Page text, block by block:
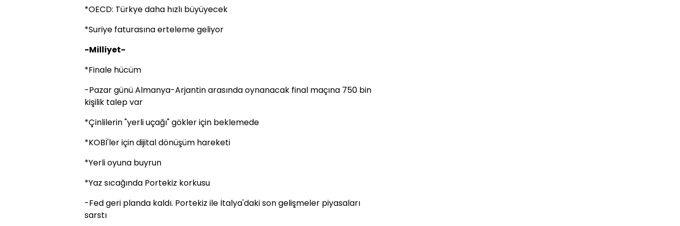
*OECD: Türkye daha hızlı büyüyecek
*Suriye faturasına erteleme geliyor
-Milliyet-
*Finale hücüm
-Pazar günü Almanya-Arjantin arasında oynanacak final maçına 750 bin
kişilik talep var
*Çinlilerin "yerli uçağı" gökler için beklemede
*KOBİ'ler için dijital dönüşüm hareketi
*Yerli oyuna buyrun
*Yaz sıcağında Portekiz korkusu
-Fed geri planda kaldı. Portekiz ile İtalya'daki son gelişmeler piyasaları
sarstı